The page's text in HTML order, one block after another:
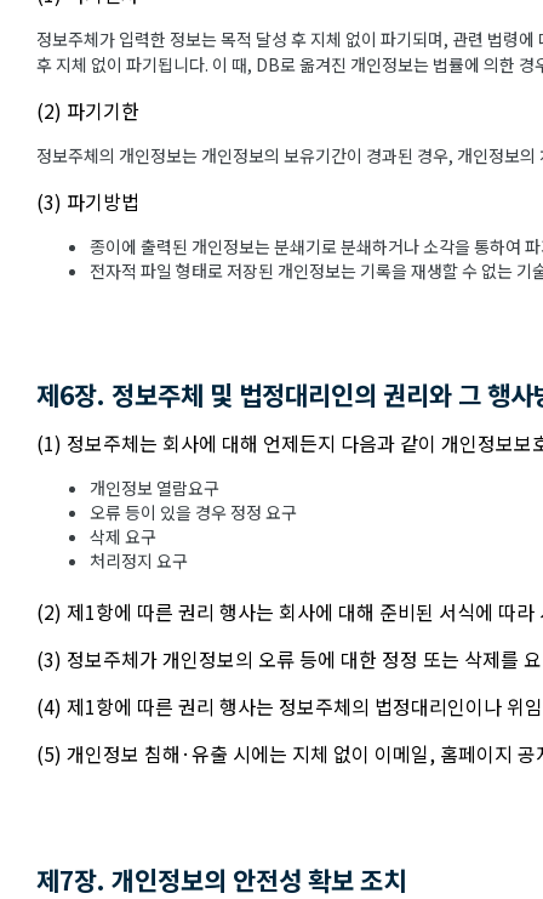
정보주체가 입력한 정보는 목적 달성 후 지체 없이 파기되며, 관련 법령
후 지체 없이 파기됩니다. 이 때, DB로 옮겨진 개인정보는 법률에 의한
(2) 파기기한
정보주체의 개인정보는 개인정보의 보유기간이 경과된 경우, 개인정보
(3) 파기방법
종이에 출력된 개인정보는 분쇄기로 분쇄하거나 소각을 통하여
전자적 파일 형태로 저장된 개인정보는 기록을 재생할 수 없는 기
제6장. 정보주체 및 법정대리인의 권리와 그 행사
(1) 정보주체는 회사에 대해 언제든지 다음과 같이 개인정보보
개인정보 열람요구
오류 등이 있을 경우 정정 요구
삭제 요구
처리정지 요구
(2) 제1항에 따른 권리 행사는 회사에 대해 준비된 서식에 따
(3) 정보주체가 개인정보의 오류 등에 대한 정정 또는 삭제를
(4) 제1항에 따른 권리 행사는 정보주체의 법정대리인이나 위
(5) 개인정보 침해·유출 시에는 지체 없이 이메일, 홈페이지
제7장. 개인정보의 안전성 확보 조치